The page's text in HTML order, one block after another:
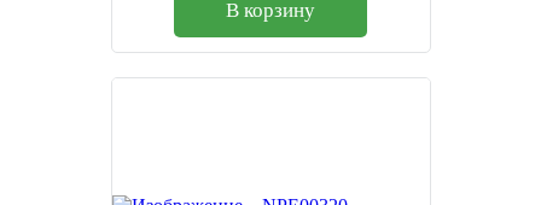
В корзину